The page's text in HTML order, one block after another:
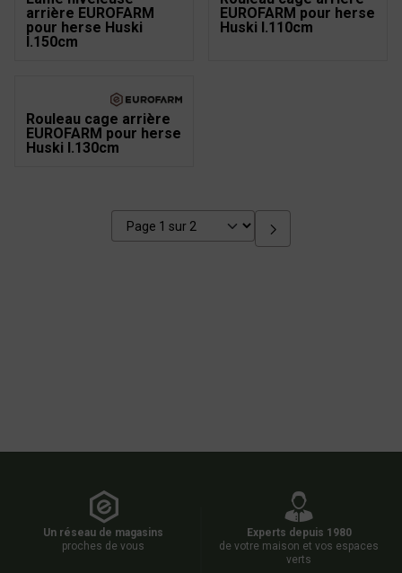
arrière EUROFARM
pour herse Huski
l.150cm
EUROFARM pour herse
Huski l.110cm
Rouleau cage arrière
EUROFARM pour herse
Huski l.130cm
Un réseau de magasins
proches de vous
Experts depuis 1980
de votre maison et vos espaces
verts